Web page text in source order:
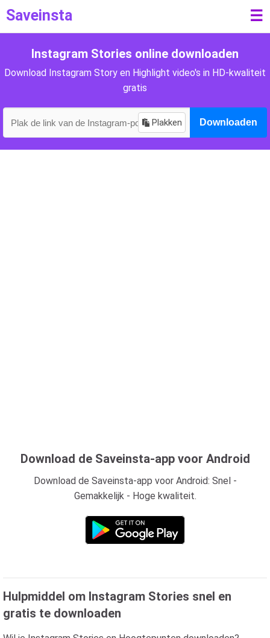
Saveinsta ☰
Instagram Stories online downloaden
Download Instagram Story en Highlight video's in HD-kwaliteit
gratis
Plakken Downloaden
Download de Saveinsta-app voor Android
Download de Saveinsta-app voor Android: Snel -
Gemakkelijk - Hoge kwaliteit.
Hulpmiddel om Instagram Stories snel en
gratis te downloaden